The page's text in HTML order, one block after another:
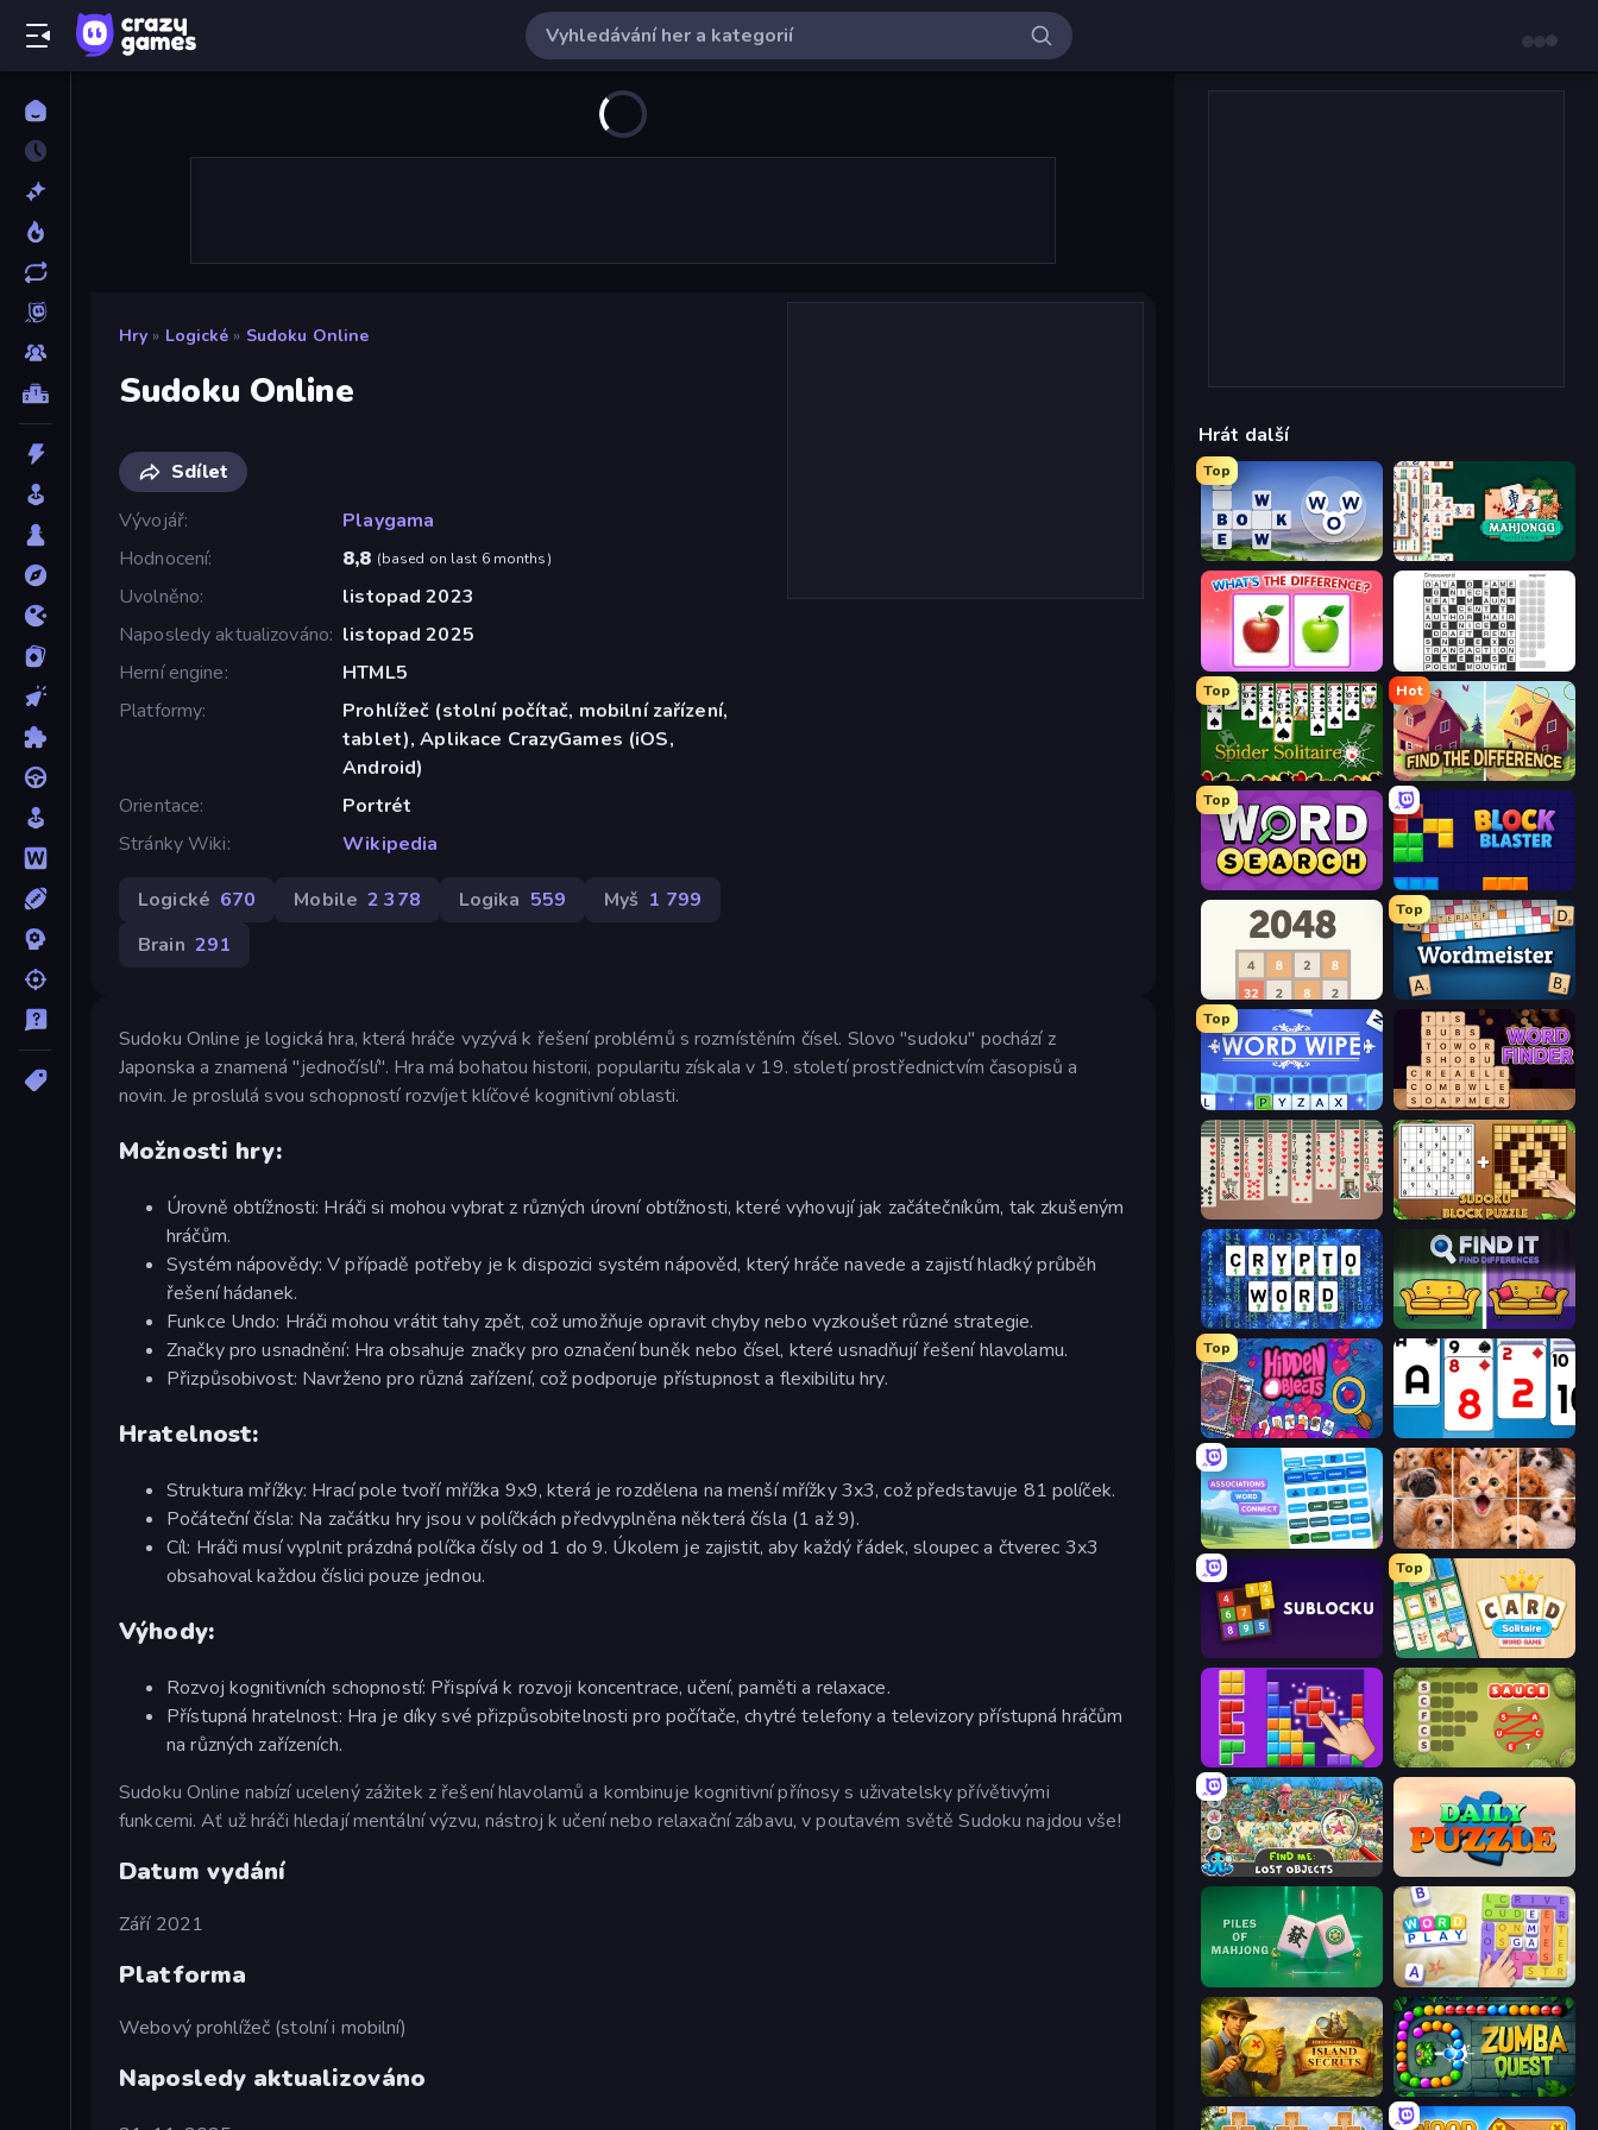
Hry » Logické » Sudoku Online
Sudoku Online
Sdílet
Vývojář
Playgama
Hodnocení
8,8 (based on last 6 months)
Uvolněno
listopad 2023
Naposledy aktualizováno listopad 2025
Herní engine
HTML5
Platformy
Prohlížeč (stolní počítač, mobilní zařízení,
tablet), Aplikace CrazyGames (iOS,
Android)
Orientace
Portrét
Stránky Wiki
Wikipedia
Logické 670 Mobile 2 378 Logika 559 Myš 1 799
Brain 291
Sudoku Online je logická hra, která hráče vyzývá k řešení problémů s rozmístěním čísel. Slovo "sudoku" pochází z
Japonska a znamená "jednočíslí". Hra má bohatou historii, popularitu získala v 19. století prostřednictvím časopisů a
novin. Je proslulá svou schopností rozvíjet klíčové kognitivní oblasti.
Možnosti hry:
Úrovně obtížnosti: Hráči si mohou vybrat z různých úrovní obtížnosti, které vyhovují jak začátečníkům, tak zkušeným
hráčům.
Systém nápovědy: V případě potřeby je k dispozici systém nápověd, který hráče navede a zajistí hladký průběh
řešení hádanek.
Funkce Undo: Hráči mohou vrátit tahy zpět, což umožňuje opravit chyby nebo vyzkoušet různé strategie.
Značky pro usnadnění: Hra obsahuje značky pro označení buněk nebo čísel, které usnadňují řešení hlavolamu.
Přizpůsobivost: Navrženo pro různá zařízení, což podporuje přístupnost a flexibilitu hry.
Hratelnost:
Struktura mřížky: Hrací pole tvoří mřížka 9x9, která je rozdělena na menší mřížky 3x3, což představuje 81 políček.
Počáteční čísla: Na začátku hry jsou v políčkách předvyplněna některá čísla (1 až 9).
Cíl: Hráči musí vyplnit prázdná políčka čísly od 1 do 9. Úkolem je zajistit, aby každý řádek, sloupec a čtverec 3x3
obsahoval každou číslici pouze jednou.
Výhody:
Rozvoj kognitivních schopností: Přispívá k rozvoji koncentrace, učení, paměti a relaxace.
Přístupná hratelnost: Hra je díky své přizpůsobitelnosti pro počítače, chytré telefony a televizory přístupná hráčům
na různých zařízeních.
Sudoku Online nabízí ucelený zážitek z řešení hlavolamů a kombinuje kognitivní přínosy s uživatelsky přívětivými
funkcemi. Ať už hráči hledají mentální výzvu, nástroj k učení nebo relaxační zábavu, v poutavém světě Sudoku najdou vše!
Datum vydání
Září 2021
Platforma
Webový prohlížeč (stolní i mobilní)
Naposledy aktualizováno
Hrát další
Top
Words of Wonders Mahjongg Solitaire
What's The Difference? Crossword
Top
Spider Solitaire
Hot
Find The Difference
Top
Daily Word Search Block Blaster
2048
Top
Wordmeister
Top
Word Wipe Word Finder
Spider Solitaire 2 Suits Sudoku Block Puzzle
Cryptoword Find It - Find The Differences
Top
Hidden Objects Social Solitaire
Associations - Word Connect Jigpic Solitaire
Top
BlockBuster Puzzle Crocword
Find Me: Lost Objects
Piles of Mahjong Word Play
Hidden Objects: Island Secrets Zumba Quest